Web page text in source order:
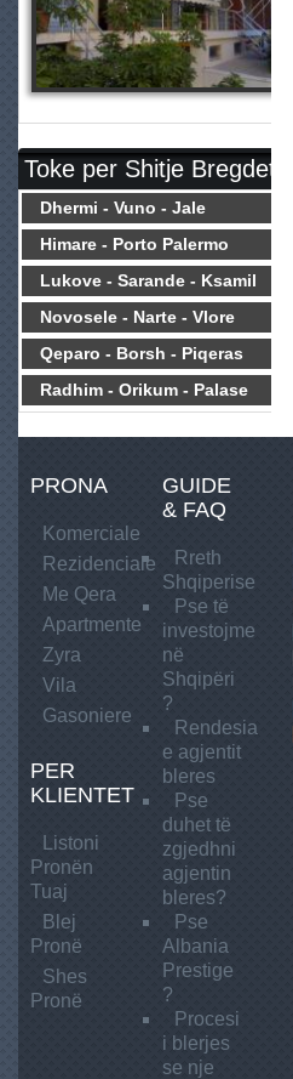
Toke per Shitje Bregdet
Dhermi - Vuno - Jale
Himare - Porto Palermo
Lukove - Sarande - Ksamil
Novosele - Narte - Vlore
Qeparo - Borsh - Piqeras
Radhim - Orikum - Palase
PRONA
Komerciale
Rezidenciale
Me Qera
Apartmente
Zyra
Vila
Gasoniere
PER
KLIENTET
Listoni
Pronën
Tuaj
Blej
Pronë
Shes
Pronë
GUIDE
& FAQ
Rreth
Shqiperise
Pse të
investojme
në
Shqipëri
?
Rendesia
e agjentit
bleres
Pse
duhet të
zgjedhni
agjentin
bleres?
Pse
Albania
Prestige
?
Procesi
i blerjes
se nje